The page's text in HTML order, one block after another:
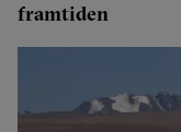
framtiden